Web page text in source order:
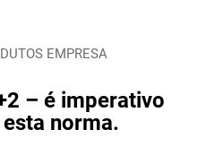
EMPRESA
– é imperativo
norma.